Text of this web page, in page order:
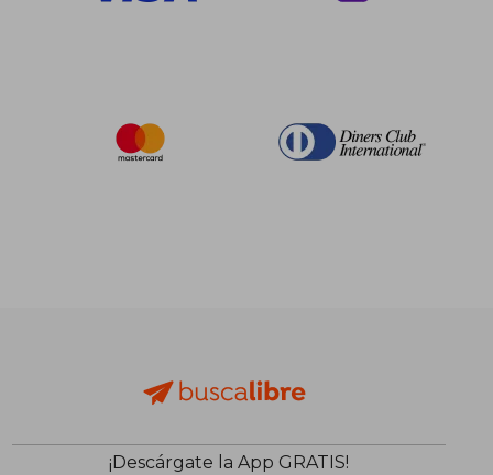
45%
$ 106.44
45%
dcto.
¡Descárgate la App GRATIS!